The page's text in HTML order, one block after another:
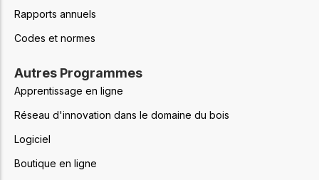
Rapports annuels
Codes et normes
Autres Programmes
Apprentissage en ligne
Réseau d'innovation dans le domaine du bois
Logiciel
Boutique en ligne